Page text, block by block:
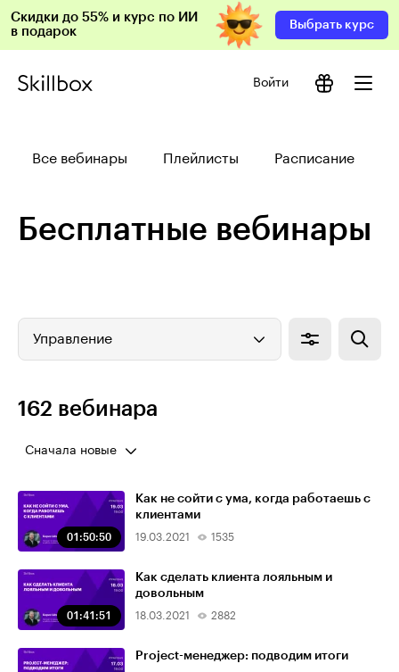
Скидки до 55% и курс по ИИ
в подарок
Выбрать курс
Войти
Все вебинары Плейлисты Расписание
Бесплатные вебинары
Управление
162 вебинара
Сначала новые
01:50:50
Как не сойти с ума, когда работаешь с
клиентами
19.03.2021 1535
01:41:51
Как сделать клиента лояльным и
довольным
18.03.2021 2882
Project-менеджер: подводим итоги